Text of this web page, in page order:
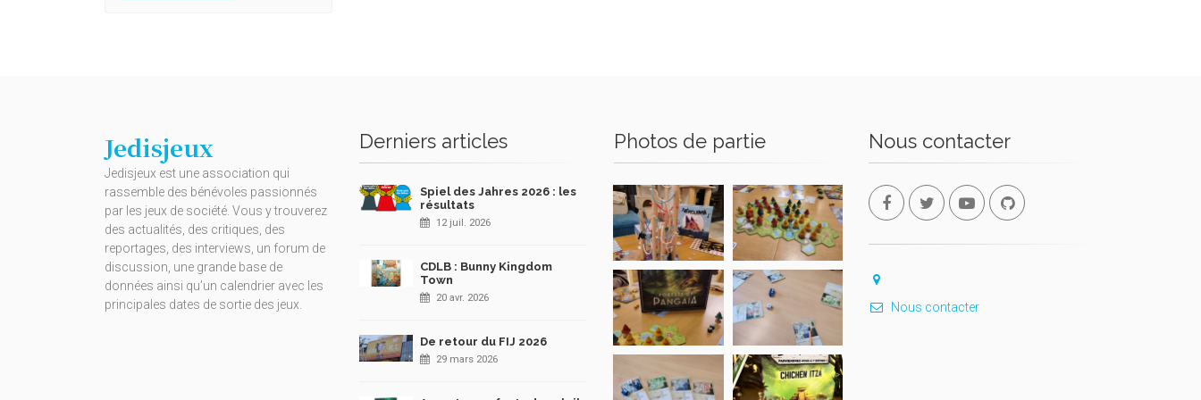
Jedisjeux
Jedisjeux est une association qui
rassemble des bénévoles passionnés
par les jeux de société. Vous y trouverez
des actualités, des critiques, des
reportages, des interviews, un forum de
discussion, une grande base de
données ainsi qu’un calendrier avec les
principales dates de sortie des jeux.
Derniers articles
Spiel des Jahres 2026 : les
résultats
12 juil. 2026
CDLB : Bunny Kingdom
Town
20 avr. 2026
De retour du FIJ 2026
29 mars 2026
Photos de partie Nous contacter
Nous contacter